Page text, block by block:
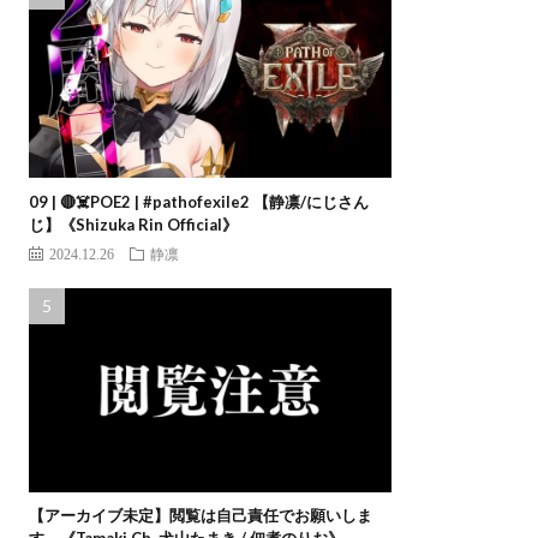
09 | 🔴☠️POE2 | #pathofexile2 【静凛/にじさん
じ】《Shizuka Rin Official》
2024.12.26 静凛
【アーカイブ未定】閲覧は自己責任でお願いしま